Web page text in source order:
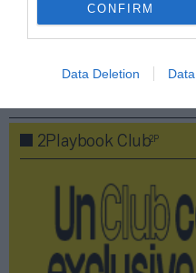
CONFIRM
Data Deletion
Circuito de
2Playbook Club2P